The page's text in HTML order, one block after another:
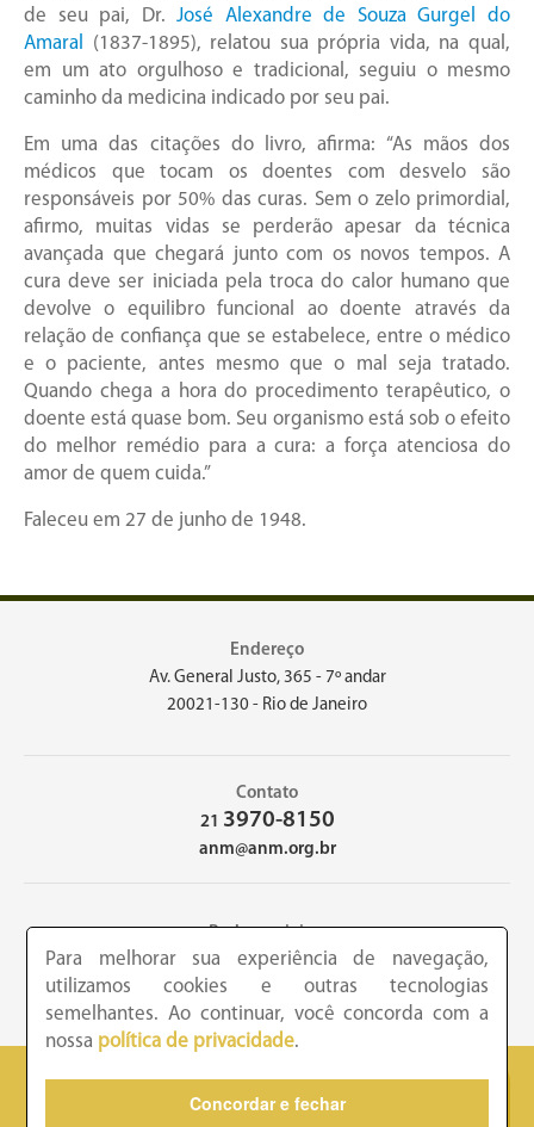
de seu pai, Dr.José Alexandre de Souza Gurgel do
Amaral
(1837-1895), relatou sua própria vida, na qual,
em um ato orgulhoso e tradicional, seguiu o mesmo
caminho da medicina indicado por seu pai.
Em uma das citações do livro, afirma: “As mãos dos
médicos que tocam os doentes com desvelo são
responsáveis por 50% das curas. Sem o zelo primordial,
afirmo, muitas vidas se perderão apesar da técnica
avançada que chegará junto com os novos tempos. A
cura deve ser iniciada pela troca do calor humano que
devolve o equilibro funcional ao doente através da
relação de confiança que se estabelece, entre o médico
e o paciente, antes mesmo que o mal seja tratado.
Quando chega a hora do procedimento terapêutico, o
doente está quase bom. Seu organismo está sob o efeito
do melhor remédio para a cura: a força atenciosa do
amor de quem cuida.”
Faleceu em 27 de junho de 1948.
Endereço
Av. General Justo, 365 - 7º andar
20021-130 - Rio de Janeiro
Contato
21 3970-8150
anm@anm.org.br
Redes sociais
2026 - Academia Nacional de Medicina - Copyright © todos os
direitos reservados
Para melhorar sua experiência de navegação,
utilizamos cookies e outras tecnologias
semelhantes. Ao continuar, você concorda com a
nossa política de privacidade.
Concordar e fechar